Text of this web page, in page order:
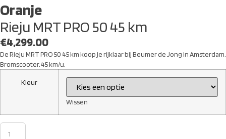
Oranje
Rieju MRT PRO 50 45 km
€4,299.00
De Rieju MRT PRO 50 45 km koop je rijklaar bij Beumer de Jong in Amsterdam.
Bromscooter, 45 km/u.
Kleur
Wissen